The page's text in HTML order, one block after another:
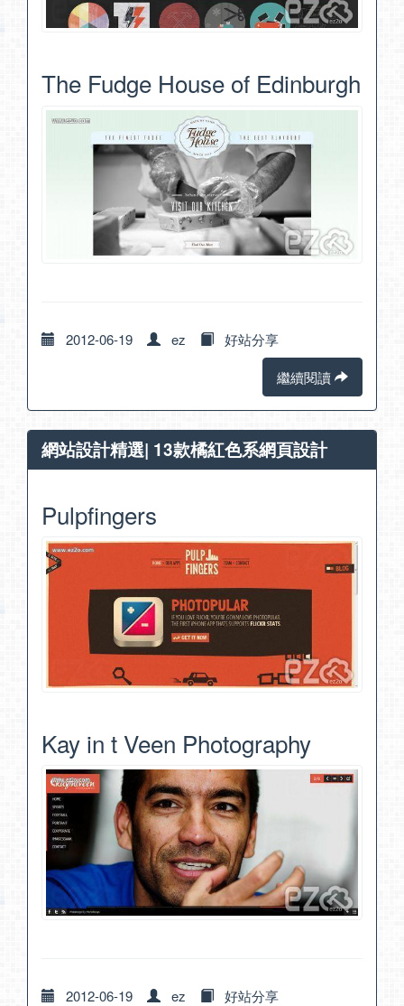
The Fudge House of Edinburgh
2012-06-19 ez
好站分享
繼續閱讀
網站設計精選| 13款橘紅色系網頁設計
Pulpfingers
Kay in t Veen Photography
2012-06-19 ez 好站分享